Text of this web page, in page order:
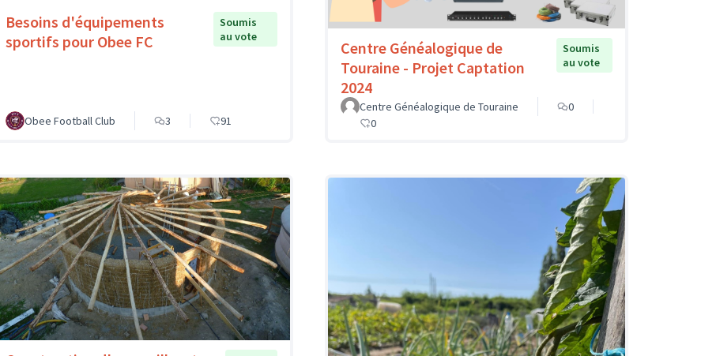
Besoins d'équipements
sportifs pour Obee FC
Soumis
au vote
Obee Football Club 3 91
Centre Généalogique de
Touraine - Projet Captation
2024
Soumis
au vote
Centre Généalogique de Touraine
0
0